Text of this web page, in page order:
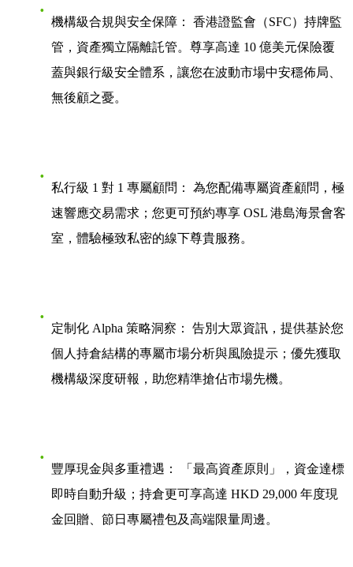
機構級合規與安全保障：
香港證監會（SFC）持牌監
管，資產獨立隔離託管。尊享高達 10 億美元保險覆
蓋與銀行級安全體系，讓您在波動市場中安穩佈局、
無後顧之憂。
私行級 1 對 1 專屬顧問：
為您配備專屬資產顧問，極
速響應交易需求；您更可預約專享 OSL 港島海景會客
室，體驗極致私密的線下尊貴服務。
定制化 Alpha 策略洞察：
告別大眾資訊，提供基於您
個人持倉結構的專屬市場分析與風險提示；優先獲取
機構級深度研報，助您精準搶佔市場先機。
豐厚現金與多重禮遇：
「最高資產原則」，資金達標
即時自動升級；持倉更可享高達 HKD 29,000 年度現
金回贈、節日專屬禮包及高端限量周邊。